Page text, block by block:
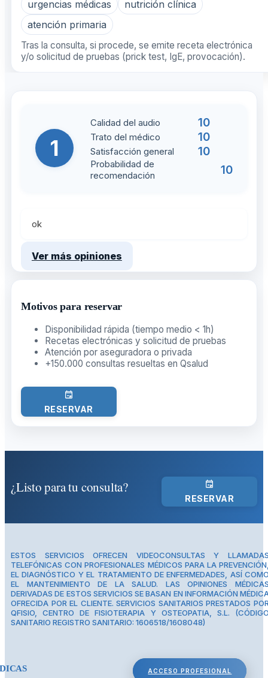
urgencias médicas
nutrición clínica
atención primaria
Tras la consulta, si procede, se emite receta electrónica
y/o solicitud de pruebas (prick test, IgE, provocación).
1
Calidad del audio 10
Trato del médico 10
Satisfacción general 10
Probabilidad de
recomendación
10
ok
Ver más opiniones
Motivos para reservar
Disponibilidad rápida (tiempo medio < 1h)
Recetas electrónicas y solicitud de pruebas
Atención por aseguradora o privada
+150.000 consultas resueltas en Qsalud
RESERVAR
¿Listo para tu consulta?
RESERVAR
ESTOS SERVICIOS OFRECEN VIDEOCONSULTAS Y
TELEFÓNICAS CON PROFESIONALES MÉDICOS PARA LA
EL DIAGNÓSTICO Y EL TRATAMIENTO DE ENFERMEDADES, ASÍ
EL MANTENIMIENTO DE LA SALUD. LAS OPINIONES
DERIVADAS DE ESTOS SERVICIOS SE BASAN EN INFORMACIÓN
OFRECIDA POR EL CLIENTE. SERVICIOS SANITARIOS PRESTADOS
QFISIO, CENTRO DE FISIOTERAPIA Y OSTEOPATIA, S.L.
SANITARIO REGISTRO SANITARIO: 1606518/1608048)
ACCESO PROFESIONAL